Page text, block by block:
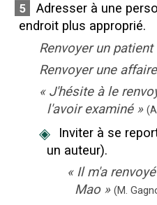
5
Adresser à une
endroit plus approprié.
Renvoyer un
Renvoyer une
« J'hésite à le
l'avoir examiné »
◈
Inviter à se
un auteur).
« Il m'a
Mao » (M.